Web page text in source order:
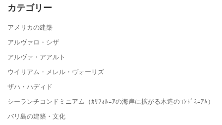
カテゴリー
アメリカの建築
アルヴァロ・シザ
アルヴァ・アアルト
ウイリアム・メレル・ヴォーリズ
ザハ・ハディド
シーランチコンドミニアム（ｶﾘﾌｫﾙﾆｱの海岸に拡がる木造のｺﾝﾄﾞﾐﾆｱﾑ）
バリ島の建築・文化